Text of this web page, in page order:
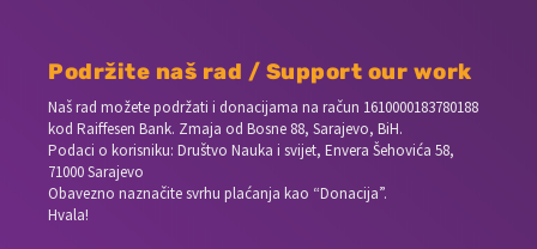
Podržite naš rad / Support our work
Naš rad možete podržati i donacijama na račun 1610000183780188
kod Raiffesen Bank. Zmaja od Bosne 88, Sarajevo, BiH.
Podaci o korisniku: Društvo Nauka i svijet, Envera Šehovića 58,
71000 Sarajevo
Obavezno naznačite svrhu plaćanja kao “Donacija”.
Hvala!